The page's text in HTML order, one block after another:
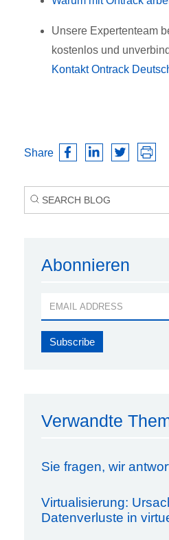
Unsere Expertenteam
kostenlos und
Kontakt Ontrack
Share
Abonnieren
Verwandte
Sie fragen, wir
Virtualisierung:
Datenverluste in